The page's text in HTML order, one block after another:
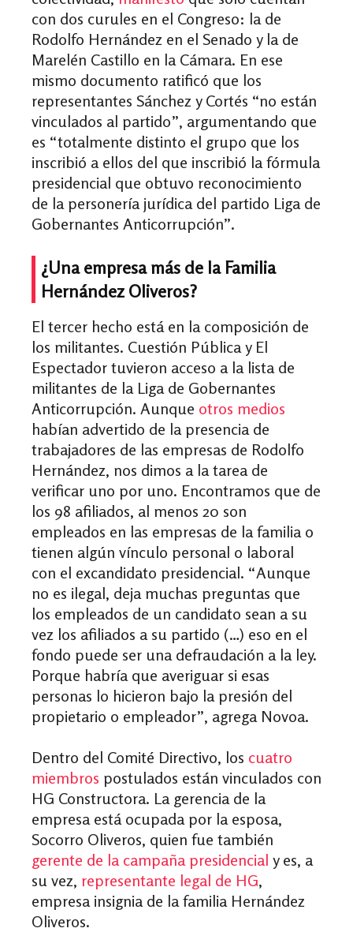
con dos curules en el Congreso: la de
Rodolfo Hernández en el Senado y la de
Marelén Castillo en la Cámara. En ese
mismo documento ratificó que los
representantes Sánchez y Cortés “no están
vinculados al partido”, argumentando que
es “totalmente distinto el grupo que los
inscribió a ellos del que inscribió la fórmula
presidencial que obtuvo reconocimiento
de la personería jurídica del partido Liga de
Gobernantes Anticorrupción”.
¿Una empresa más de la Familia
Hernández Oliveros?
El tercer hecho está en la composición de
los militantes. Cuestión Pública y El
Espectador tuvieron acceso a la lista de
militantes de la Liga de Gobernantes
Anticorrupción. Aunque otros medios
habían advertido de la presencia de
trabajadores de las empresas de Rodolfo
Hernández, nos dimos a la tarea de
verificar uno por uno. Encontramos que de
los 98 afiliados, al menos 20 son
empleados en las empresas de la familia o
tienen algún vínculo personal o laboral
con el excandidato presidencial. “Aunque
no es ilegal, deja muchas preguntas que
los empleados de un candidato sean a su
vez los afiliados a su partido (…) eso en el
fondo puede ser una defraudación a la ley.
Porque habría que averiguar si esas
personas lo hicieron bajo la presión del
propietario o empleador”, agrega Novoa.
Dentro del Comité Directivo, los cuatro
miembros postulados están vinculados con
HG Constructora. La gerencia de la
empresa está ocupada por la esposa,
Socorro Oliveros, quien fue también
gerente de la campaña presidencial y es, a
su vez, representante legal de HG,
empresa insignia de la familia Hernández
Oliveros.